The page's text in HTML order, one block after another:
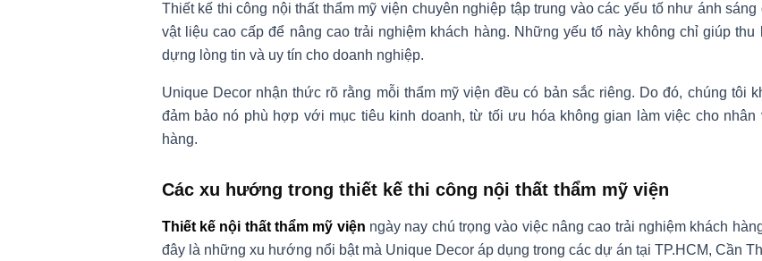
Thiết kế thi công nội thất thẩm mỹ viện chuyên nghiệp tập trung vào các yếu tố như ánh
vật liệu cao cấp để nâng cao trải nghiệm khách hàng. Những yếu tố này không chỉ giúp
dựng lòng tin và uy tín cho doanh nghiệp.
Unique Decor nhận thức rõ rằng mỗi thẩm mỹ viện đều có bản sắc riêng. Do đó, chúng tôi
đảm bảo nó phù hợp với mục tiêu kinh doanh, từ tối ưu hóa không gian làm việc cho
hàng.
Các xu hướng trong thiết kế thi công nội thất thẩm mỹ viện
Thiết kế nội thất thẩm mỹ viện ngày nay chú trọng vào việc nâng cao trải nghiệm khách
đây là những xu hướng nổi bật mà Unique Decor áp dụng trong các dự án tại TP.HCM, Cần